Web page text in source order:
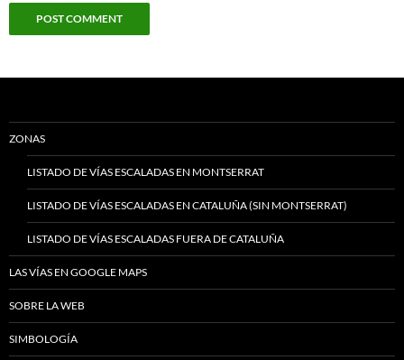
ZONAS
LISTADO DE VÍAS ESCALADAS EN MONTSERRAT
LISTADO DE VÍAS ESCALADAS EN CATALUÑA (SIN MONTSERRAT)
LISTADO DE VÍAS ESCALADAS FUERA DE CATALUÑA
LAS VÍAS EN GOOGLE MAPS
SOBRE LA WEB
SIMBOLOGÍA